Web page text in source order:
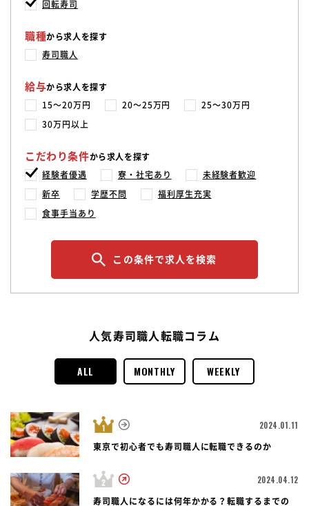
回転寿司
職種から求人を探す
寿司職人
給与から求人を探す
15〜20万円 20〜25万円 25〜30万円
30万円以上
こだわり条件から求人を探す
経験者優遇 寮・社宅あり 未経験者歓迎
新卒 学歴不問 福利厚生充実
食事手当あり
この条件で求人を検索
人気寿司職人転職コラム
ALL MONTHLY WEEKLY
2024.01.11
東京で初心者でも寿司職人に転職できるのか
2024.04.12
寿司職人になるには何年かかる？転職するまでの